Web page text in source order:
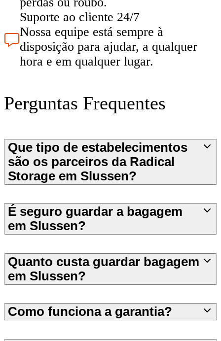
Suporte ao cliente 24/7
Nossa equipe está sempre à
disposição para ajudar, a qualquer
hora e em qualquer lugar.
Perguntas Frequentes
Que tipo de estabelecimentos
são os parceiros da Radical
Storage em Slussen?
É seguro guardar a bagagem
em Slussen?
Quanto custa guardar bagagem
em Slussen?
Como funciona a garantia?